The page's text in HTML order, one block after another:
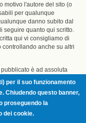
motivo l'autore del sito (o
per qualunque
danno subito dal
seguire quanto qui scritto.
qui vi consigliamo di
anche su altri
è ad assoluta
di terzi, senza dover
e/o volete scassare la
riceverete attenzione.
dei rispettivi
per il suo funzionamento
Chiudendo questo banner,
proseguendo la
dei cookie.